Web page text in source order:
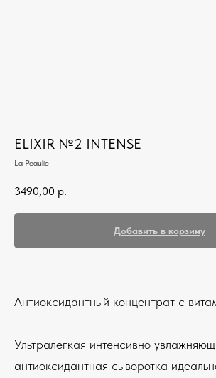
ELIXIR №2 INTENSE
La Peaulie
3490,00 р.
Добавить в корзину
Антиоксидантный концентрат с
Ультралегкая интенсивно
антиоксидантная сыворотка